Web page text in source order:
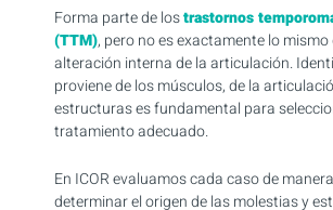
Forma parte de lostrastornos
(TTM), pero no es exactamente lo mismo
alteración interna de la articulación.
proviene de los músculos, de la
estructuras es fundamental para
tratamiento adecuado.
En ICOR evaluamos cada caso de
determinar el origen de las molestias y